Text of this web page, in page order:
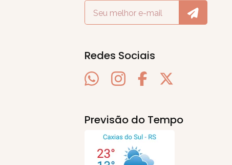
Redes Sociais
Previsão do Tempo